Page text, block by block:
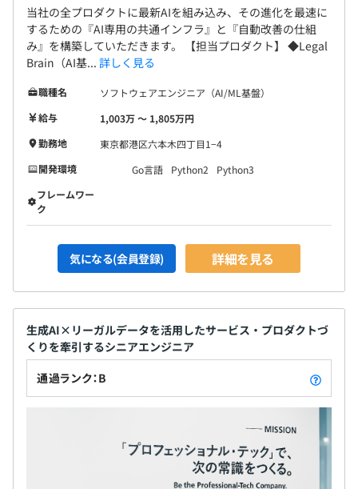
当社の全プロダクトに最新AIを組み込み、その進化を最速に
するための『AI専用の共通インフラ』と『自動改善の仕組
み』を構築していただきます。 【担当プロダクト】 ◆Legal
Brain（AI基... 詳しく見る
職種名
ソフトウェアエンジニア（AI/ML基盤）
給与
1,003万 〜 1,805万円
勤務地
東京都港区六本木四丁目1−4
開発環境
Go言語 Python2
Python3
フレームワー
ク
気になる(会員登録) 詳細を見る
生成AI×リーガルデータを活用したサービス・プロダクトづ
くりを牽引するシニアエンジニア
通過ランク：B